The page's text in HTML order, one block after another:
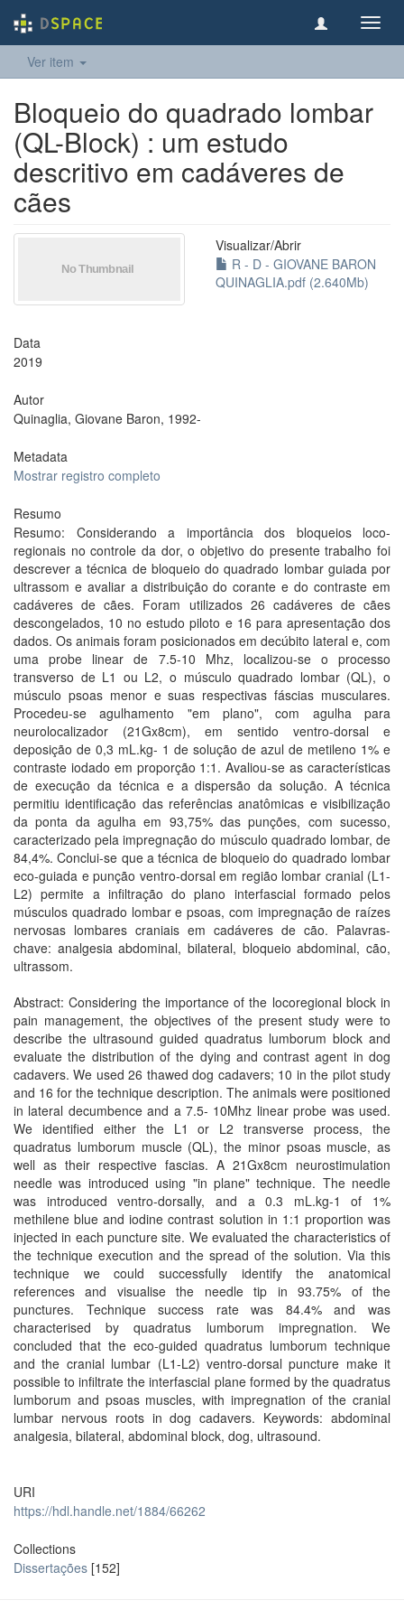
Ver item
Bloqueio do quadrado lombar
(QL-Block) : um estudo
descritivo em cadáveres de
cães
Visualizar/Abrir
R - D - GIOVANE BARON
QUINAGLIA.pdf (2.640Mb)
Data
2019
Autor
Quinaglia, Giovane Baron, 1992-
Metadata
Mostrar registro completo
Resumo
Resumo: Considerando a importância dos bloqueios loco-
regionais no controle da dor, o objetivo do presente trabalho foi
descrever a técnica de bloqueio do quadrado lombar guiada por
ultrassom e avaliar a distribuição do corante e do contraste em
cadáveres de cães. Foram utilizados 26 cadáveres de cães
descongelados, 10 no estudo piloto e 16 para apresentação dos
dados. Os animais foram posicionados em decúbito lateral e, com
uma probe linear de 7.5-10 Mhz, localizou-se o processo
transverso de L1 ou L2, o músculo quadrado lombar (QL), o
músculo psoas menor e suas respectivas fáscias musculares.
Procedeu-se agulhamento "em plano", com agulha para
neurolocalizador (21Gx8cm), em sentido ventro-dorsal e
deposição de 0,3 mL.kg- 1 de solução de azul de metileno 1% e
contraste iodado em proporção 1:1. Avaliou-se as características
de execução da técnica e a dispersão da solução. A técnica
permitiu identificação das referências anatômicas e visibilização
da ponta da agulha em 93,75% das punções, com sucesso,
caracterizado pela impregnação do músculo quadrado lombar, de
84,4%. Conclui-se que a técnica de bloqueio do quadrado lombar
eco-guiada e punção ventro-dorsal em região lombar cranial (L1-
L2) permite a infiltração do plano interfascial formado pelos
músculos quadrado lombar e psoas, com impregnação de raízes
nervosas lombares craniais em cadáveres de cão. Palavras-
chave: analgesia abdominal, bilateral, bloqueio abdominal, cão,
ultrassom.
Abstract: Considering the importance of the locoregional block in
pain management, the objectives of the present study were to
describe the ultrasound guided quadratus lumborum block and
evaluate the distribution of the dying and contrast agent in dog
cadavers. We used 26 thawed dog cadavers; 10 in the pilot study
and 16 for the technique description. The animals were positioned
in lateral decumbence and a 7.5- 10Mhz linear probe was used.
We identified either the L1 or L2 transverse process, the
quadratus lumborum muscle (QL), the minor psoas muscle, as
well as their respective fascias. A 21Gx8cm neurostimulation
needle was introduced using "in plane" technique. The needle
was introduced ventro-dorsally, and a 0.3 mL.kg-1 of 1%
methilene blue and iodine contrast solution in 1:1 proportion was
injected in each puncture site. We evaluated the characteristics of
the technique execution and the spread of the solution. Via this
technique we could successfully identify the anatomical
references and visualise the needle tip in 93.75% of the
punctures. Technique success rate was 84.4% and was
characterised by quadratus lumborum impregnation. We
concluded that the eco-guided quadratus lumborum technique
and the cranial lumbar (L1-L2) ventro-dorsal puncture make it
possible to infiltrate the interfascial plane formed by the quadratus
lumborum and psoas muscles, with impregnation of the cranial
lumbar nervous roots in dog cadavers. Keywords: abdominal
analgesia, bilateral, abdominal block, dog, ultrasound.
URI
https://hdl.handle.net/1884/66262
Collections
Dissertações [152]